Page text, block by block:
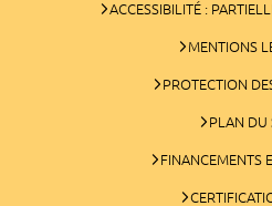
ACCESSIBILITÉ :
MENTIONS
PROTECTION
PLAN DU
FINANCEMENTS